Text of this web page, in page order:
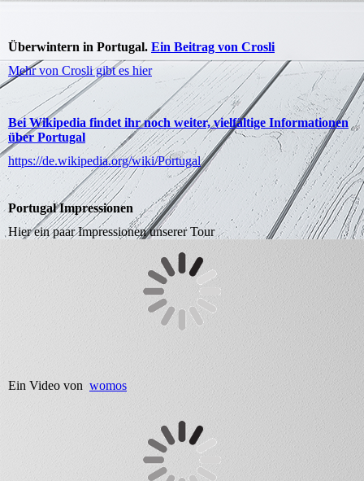
Überwintern in Portugal. Ein Beitrag von Crosli
Mehr von Crosli gibt es hier
Bei Wikipedia findet ihr noch weiter, vielfältige Informationen
über Portugal
https://de.wikipedia.org/wiki/Portugal
Portugal Impressionen
Hier ein paar Impressionen unserer Tour
Ein Video von womos